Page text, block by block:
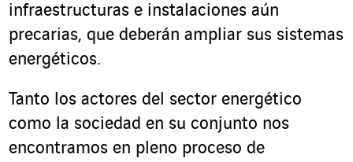
infraestructuras e instalaciones aún
precarias, que deberán ampliar sus sistemas
energéticos.
Tanto los actores del sector energético
como la sociedad en su conjunto nos
encontramos en pleno proceso de